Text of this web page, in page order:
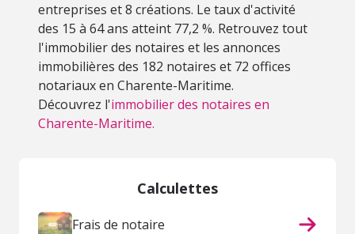
entreprises et 8 créations. Le taux d'activité
des 15 à 64 ans atteint 77,2 %. Retrouvez tout
l'immobilier des notaires et les annonces
immobilières des 182 notaires et 72 offices
notariaux en Charente-Maritime.
Découvrez l'immobilier des notaires en
Charente-Maritime.
Calculettes
Frais de notaire